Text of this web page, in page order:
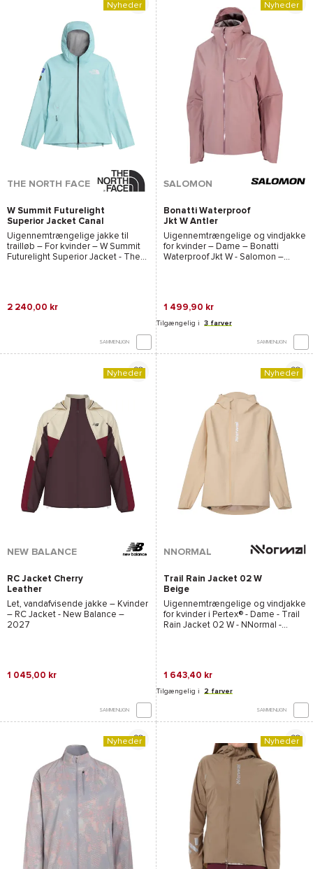
*Se betingelserne her
Nyheder
THE NORTH FACE
W Summit Futurelight
Superior Jacket Canal
Blue
Uigennemtrængelige jakke til
trailløb – For kvinder – W Summit
Futurelight Superior Jacket - The
2 240,00 kr
SAMMENLIGN
Nyheder
SALOMON
Bonatti Waterproof
Jkt W Antler
Uigennemtrængelige og vindjakke
for kvinder – Dame – Bonatti
Waterproof Jkt W - Salomon –
1 499,90 kr
Tilgængelig i 3 farver
SAMMENLIGN
Nyheder
NEW BALANCE
RC Jacket Cherry
Leather
Let, vandafvisende jakke – Kvinder
– RC Jacket - New Balance –
2027
1 045,00 kr
SAMMENLIGN
Nyheder
NNORMAL
Trail Rain Jacket 02 W
Beige
Uigennemtrængelige og vindjakke
for kvinder i Pertex® - Dame -
Trail
Rain Jacket 02 W - NNormal -
1 643,40 kr
Tilgængelig i 2 farver
SAMMENLIGN
Nyheder Nyheder